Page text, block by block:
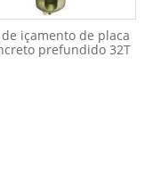
içamento de placa
prefundido 32T